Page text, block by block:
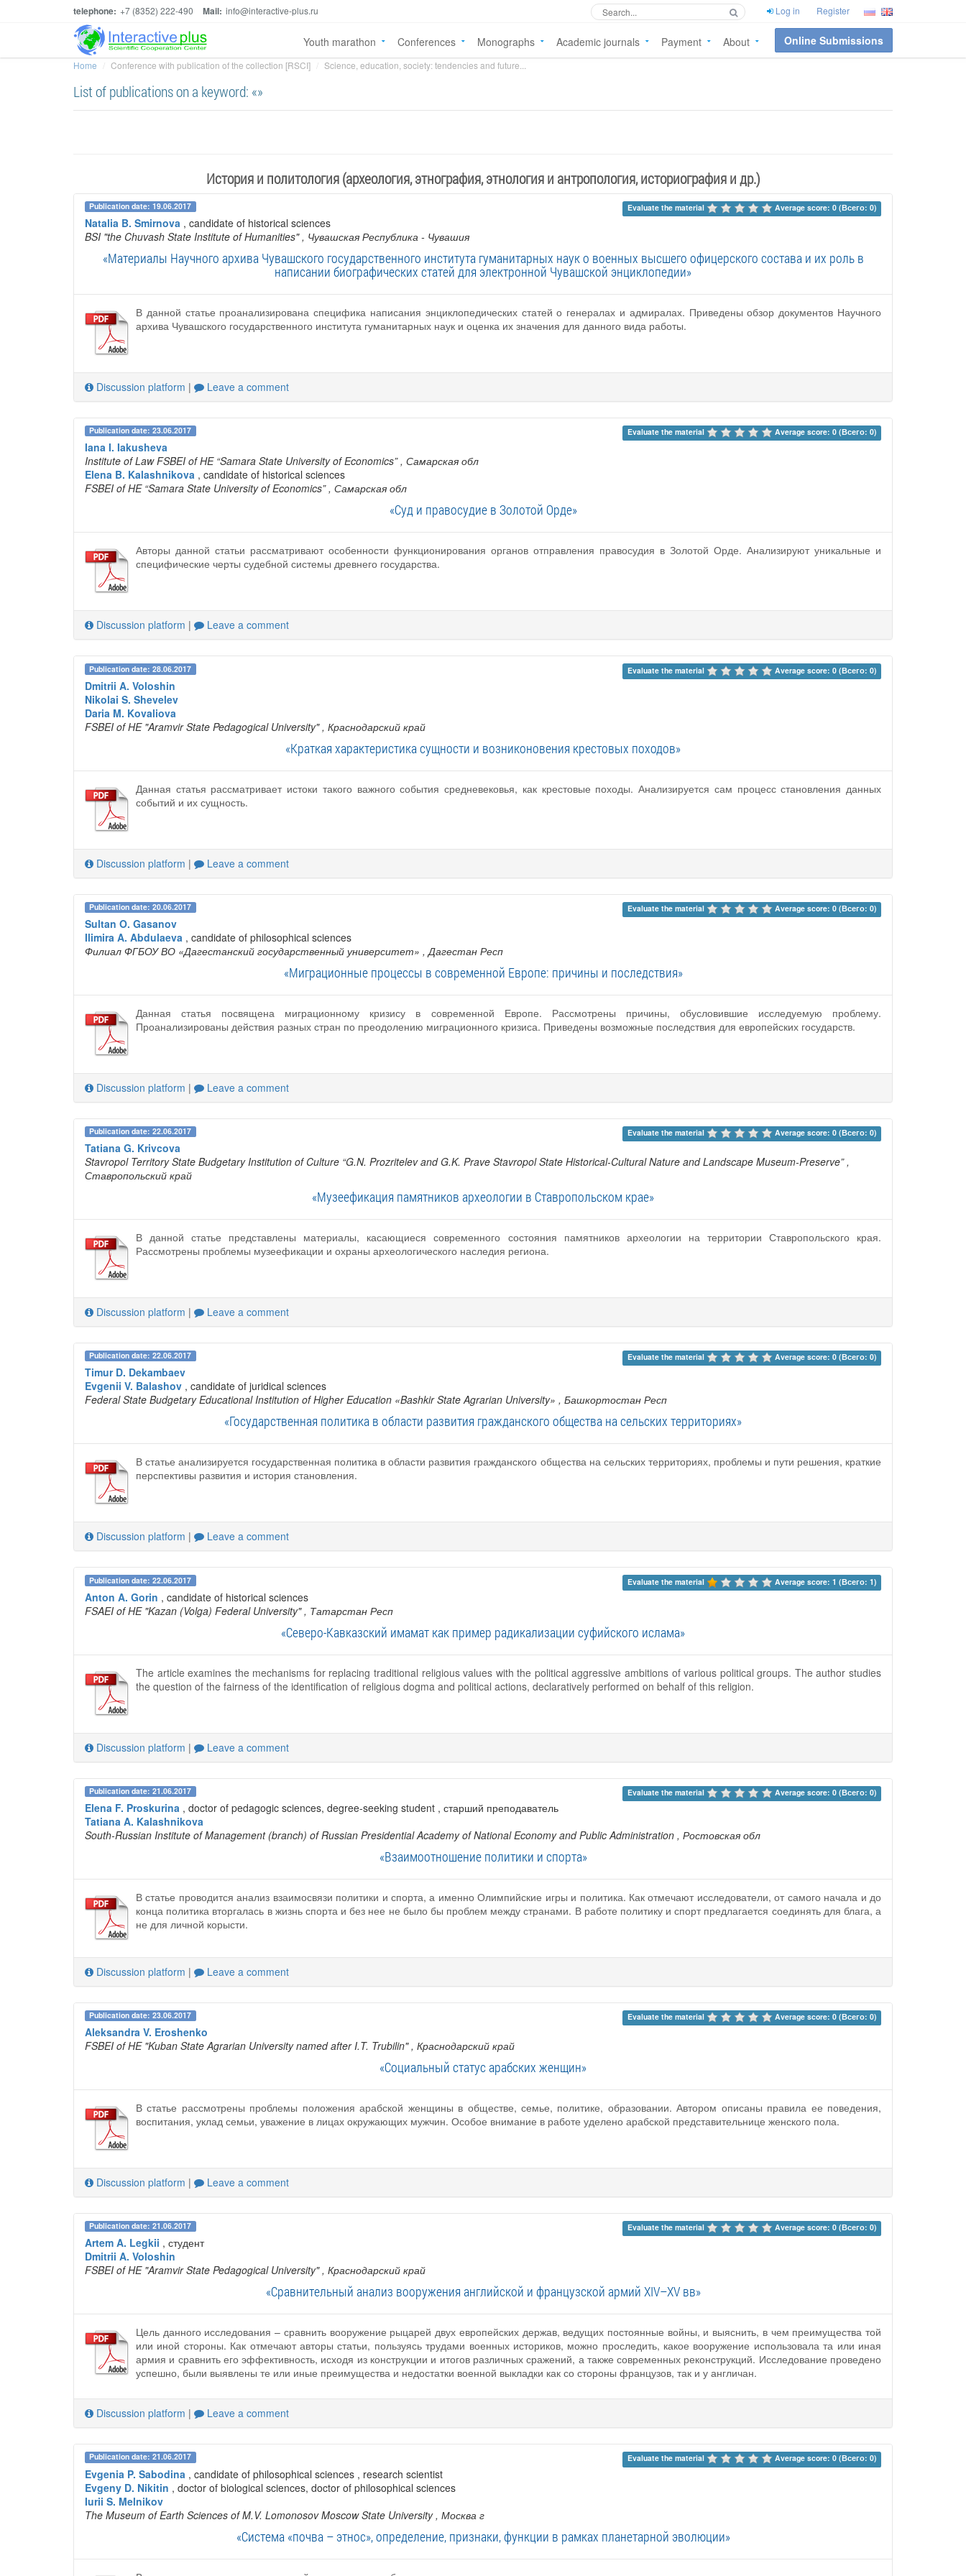
telephone: +7 (8352) 222-490 Mail: info@interactive-plus.ru Log in Register
Youth marathon Conferences Monographs Academic journals Payment About Online Submissions
Home Conference with publication of the collection [RSCI] Science, education, society: tendencies and future...
List of publications on a keyword: «»
История и политология (археология, этнография, этнология и антропология, историография и др.)
Publication date: 19.06.2017 Evaluate the material Average score: 0 (Всего: 0)
Natalia B. Smirnova , candidate of historical sciences
BSI "the Chuvash State Institute of Humanities" , Чувашская Республика - Чувашия
«Материалы Научного архива Чувашского государственного института гуманитарных наук о военных высшего офицерского состава и их роль в
написании биографических статей для электронной Чувашской энциклопедии»
В данной статье проанализирована специфика написания энциклопедических статей о генералах и адмиралах. Приведены обзор документов Научного
архива Чувашского государственного института гуманитарных наук и оценка их значения для данного вида работы.
Discussion platform | Leave a comment
Publication date: 23.06.2017 Evaluate the material Average score: 0 (Всего: 0)
Iana I. Iakusheva
Institute of Law FSBEI of HE “Samara State University of Economics” , Самарская обл
Elena B. Kalashnikova , candidate of historical sciences
FSBEI of HE “Samara State University of Economics” , Самарская обл
«Суд и правосудие в Золотой Орде»
Авторы данной статьи рассматривают особенности функционирования органов отправления правосудия в Золотой Орде. Анализируют уникальные и
специфические черты судебной системы древнего государства.
Discussion platform | Leave a comment
Publication date: 28.06.2017 Evaluate the material Average score: 0 (Всего: 0)
Dmitrii A. Voloshin
Nikolai S. Shevelev
Daria M. Kovaliova
FSBEI of HE "Aramvir State Pedagogical University" , Краснодарский край
«Краткая характеристика сущности и возниконовения крестовых походов»
Данная статья рассматривает истоки такого важного события средневековья, как крестовые походы. Анализируется сам процесс становления данных
событий и их сущность.
Discussion platform | Leave a comment
Publication date: 20.06.2017 Evaluate the material Average score: 0 (Всего: 0)
Sultan O. Gasanov
Ilimira A. Abdulaeva , candidate of philosophical sciences
Филиал ФГБОУ ВО «Дагестанский государственный университет» , Дагестан Респ
«Миграционные процессы в современной Европе: причины и последствия»
Данная статья посвящена миграционному кризису в современной Европе. Рассмотрены причины, обусловившие исследуемую проблему.
Проанализированы действия разных стран по преодолению миграционного кризиса. Приведены возможные последствия для европейских государств.
Discussion platform | Leave a comment
Publication date: 22.06.2017 Evaluate the material Average score: 0 (Всего: 0)
Tatiana G. Krivcova
Stavropol Territory State Budgetary Institution of Culture “G.N. Prozritelev and G.K. Prave Stavropol State Historical-Cultural Nature and Landscape Museum-Preserve” ,
Ставропольский край
«Музеефикация памятников археологии в Ставропольском крае»
В данной статье представлены материалы, касающиеся современного состояния памятников археологии на территории Ставропольского края.
Рассмотрены проблемы музеефикации и охраны археологического наследия региона.
Discussion platform | Leave a comment
Publication date: 22.06.2017 Evaluate the material Average score: 0 (Всего: 0)
Timur D. Dekambaev
Evgenii V. Balashov , candidate of juridical sciences
Federal State Budgetary Educational Institution of Higher Education «Bashkir State Agrarian University» , Башкортостан Респ
«Государственная политика в области развития гражданского общества на сельских территориях»
В статье анализируется государственная политика в области развития гражданского общества на сельских территориях, проблемы и пути решения, краткие
перспективы развития и история становления.
Discussion platform | Leave a comment
Publication date: 22.06.2017 Evaluate the material Average score: 1 (Всего: 1)
Anton A. Gorin , candidate of historical sciences
FSAEI of HE "Kazan (Volga) Federal University" , Татарстан Респ
«Северо-Кавказский имамат как пример радикализации суфийского ислама»
The article examines the mechanisms for replacing traditional religious values with the political aggressive ambitions of various political groups. The author studies
the question of the fairness of the identification of religious dogma and political actions, declaratively performed on behalf of this religion.
Discussion platform | Leave a comment
Publication date: 21.06.2017 Evaluate the material Average score: 0 (Всего: 0)
Elena F. Proskurina , doctor of pedagogic sciences, degree-seeking student , старший преподаватель
Tatiana A. Kalashnikova
South-Russian Institute of Management (branch) of Russian Presidential Academy of National Economy and Public Administration , Ростовская обл
«Взаимоотношение политики и спорта»
В статье проводится анализ взаимосвязи политики и спорта, а именно Олимпийские игры и политика. Как отмечают исследователи, от самого начала и до
конца политика вторгалась в жизнь спорта и без нее не было бы проблем между странами. В работе политику и спорт предлагается соединять для блага, а
не для личной корысти.
Discussion platform | Leave a comment
Publication date: 23.06.2017 Evaluate the material Average score: 0 (Всего: 0)
Aleksandra V. Eroshenko
FSBEI of HE "Kuban State Agrarian University named after I.T. Trubilin" , Краснодарский край
«Социальный статус арабских женщин»
В статье рассмотрены проблемы положения арабской женщины в обществе, семье, политике, образовании. Автором описаны правила ее поведения,
воспитания, уклад семьи, уважение в лицах окружающих мужчин. Особое внимание в работе уделено арабской представительнице женского пола.
Discussion platform | Leave a comment
Publication date: 21.06.2017 Evaluate the material Average score: 0 (Всего: 0)
Artem A. Legkii , студент
Dmitrii A. Voloshin
FSBEI of HE "Aramvir State Pedagogical University" , Краснодарский край
«Сравнительный анализ вооружения английской и французской армий XIV–XV вв»
Цель данного исследования – сравнить вооружение рыцарей двух европейских держав, ведущих постоянные войны, и выяснить, в чем преимущества той
или иной стороны. Как отмечают авторы статьи, пользуясь трудами военных историков, можно проследить, какое вооружение использовала та или иная
армия и сравнить его эффективность, исходя из конструкции и итогов различных сражений, а также современных реконструкций. Исследование проведено
успешно, были выявлены те или иные преимущества и недостатки военной выкладки как со стороны французов, так и у англичан.
Discussion platform | Leave a comment
Publication date: 21.06.2017 Evaluate the material Average score: 0 (Всего: 0)
Evgenia P. Sabodina , candidate of philosophical sciences , research scientist
Evgeny D. Nikitin , doctor of biological sciences, doctor of philosophical sciences
Iurii S. Melnikov
The Museum of Earth Sciences of M.V. Lomonosov Moscow State University , Москва г
«Система «почва – этнос», определение, признаки, функции в рамках планетарной эволюции»